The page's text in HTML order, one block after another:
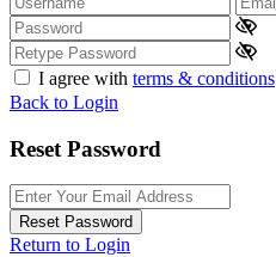
I agree with terms & conditions
Back to Login
Reset Password
Reset Password
Return to Login